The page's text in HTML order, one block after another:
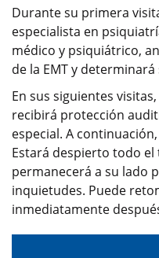
Durante su primera
especialista en
médico y psiquiátrico,
de la EMT y
En sus siguientes
recibirá protección
especial. A
Estará despierto todo
permanecerá a su lado
inquietudes. Puede
inmediatamente